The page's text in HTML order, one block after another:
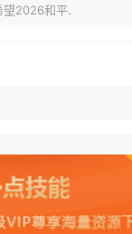
望2026和平.